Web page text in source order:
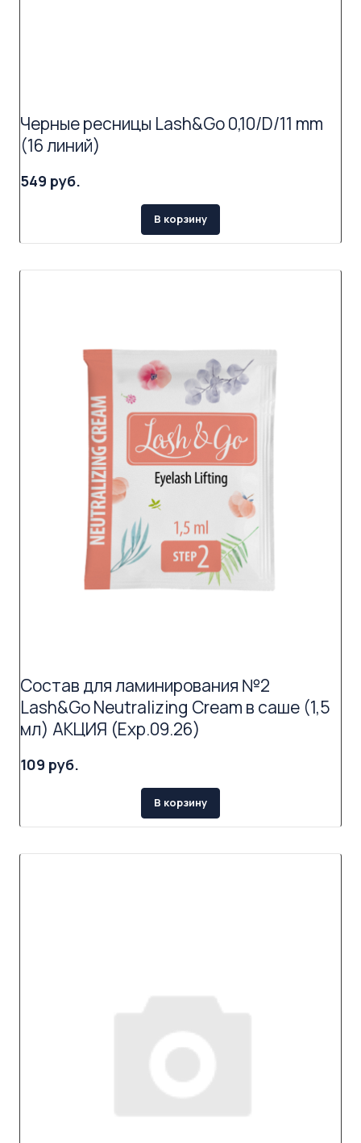
Черные ресницы Lash&Go 0,10/D/11 mm
(16 линий)
549 руб.
В корзину
Состав для ламинирования №2
Lash&Go Neutralizing Cream в саше (1,5
мл) АКЦИЯ (Exp.09.26)
109 руб.
В корзину